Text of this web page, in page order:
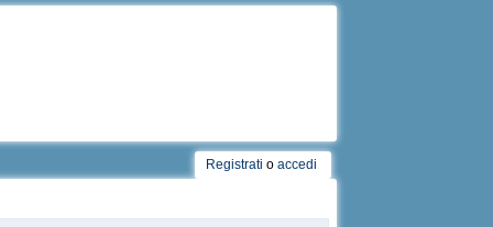
Registrati o accedi